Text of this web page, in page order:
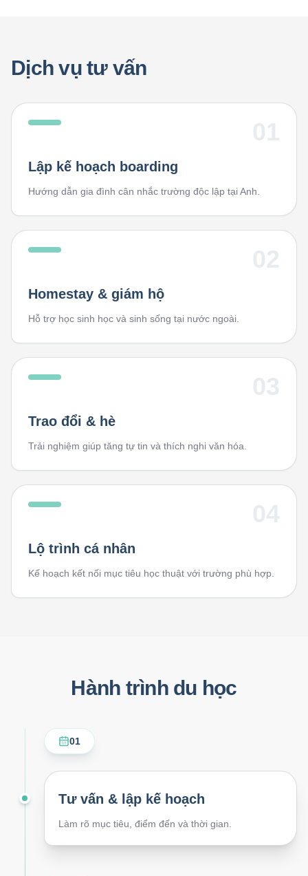
Dịch vụ tư vấn
Lập kế hoạch boarding
Hướng dẫn gia đình cân nhắc trường độc lập tại Anh.
Homestay & giám hộ
Hỗ trợ học sinh học và sinh sống tại nước ngoài.
Trao đổi & hè
Trải nghiệm giúp tăng tự tin và thích nghi văn hóa.
Lộ trình cá nhân
Kế hoạch kết nối mục tiêu học thuật với trường phù hợp.
Hành trình du học
01
Tư vấn & lập kế hoạch
Làm rõ mục tiêu, điểm đến và thời gian.